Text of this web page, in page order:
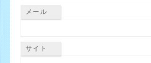
メール
サイト